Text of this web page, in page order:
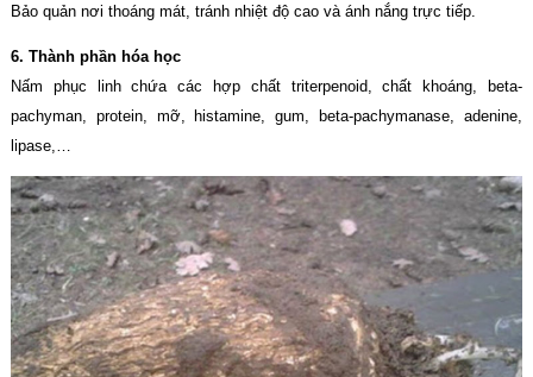
Bảo quản nơi thoáng mát, tránh nhiệt độ cao và ánh nắng trực tiếp.
6. Thành phần hóa học
Nấm phục linh chứa các hợp chất triterpenoid, chất khoáng, beta-
pachyman, protein, mỡ, histamine, gum, beta-pachymanase, adenine,
lipase,…